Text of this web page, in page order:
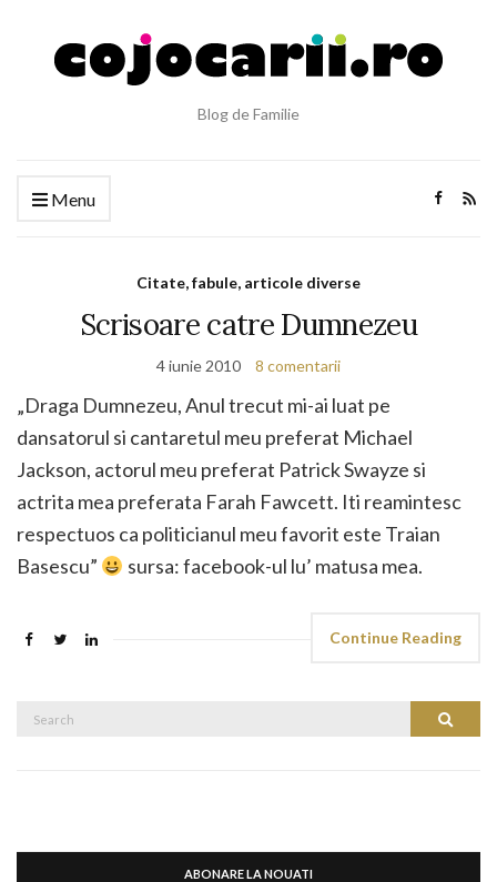
Blog de Familie
Menu
Citate, fabule, articole diverse
Scrisoare catre Dumnezeu
4 iunie 2010 8 comentarii
„Draga Dumnezeu, Anul trecut mi-ai luat pe
dansatorul si cantaretul meu preferat Michael
Jackson, actorul meu preferat Patrick Swayze si
actrita mea preferata Farah Fawcett. Iti reamintesc
respectuos ca politicianul meu favorit este Traian
Basescu”
sursa: facebook-ul lu’ matusa mea.
Continue Reading
Search
ABONARE LA NOUATI